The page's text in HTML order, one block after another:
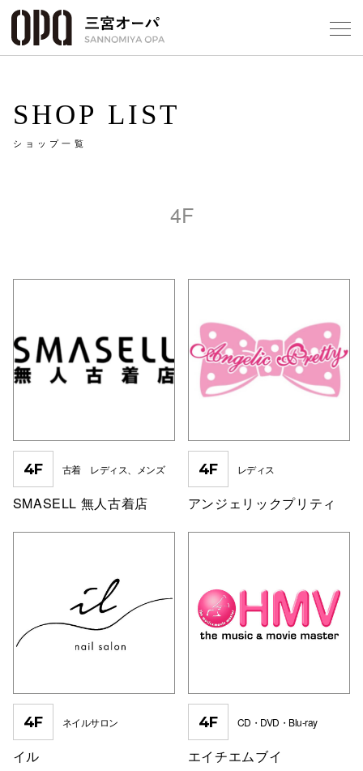
SHOP LIST
ショップ一覧
4F
4F 古着 レディス、メンズ
SMASELL 無人古着店
4F レディス
アンジェリックプリティ
4F ネイルサロン
イル
4F CD・DVD・Blu-ray
エイチエムブイ
スタッ
電話で
公式SNS
利用規約
ソーシャル